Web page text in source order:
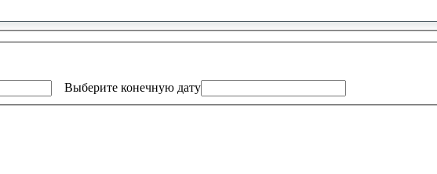
предложение
найдено
Выберите конечную дату